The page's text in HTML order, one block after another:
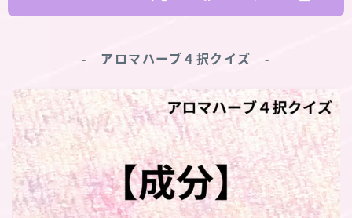
‐ アロマハーブ４択クイズ ‐